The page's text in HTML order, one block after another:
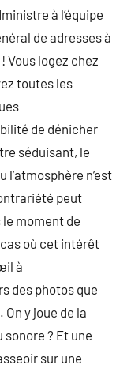
à l’équipe
de adresses à
Vous logez chez
toutes les
de dénicher
séduisant, le
n’est
peut
moment de
où cet intérêt
à
des photos que
y joue de la
sonore ? Et une
sur une